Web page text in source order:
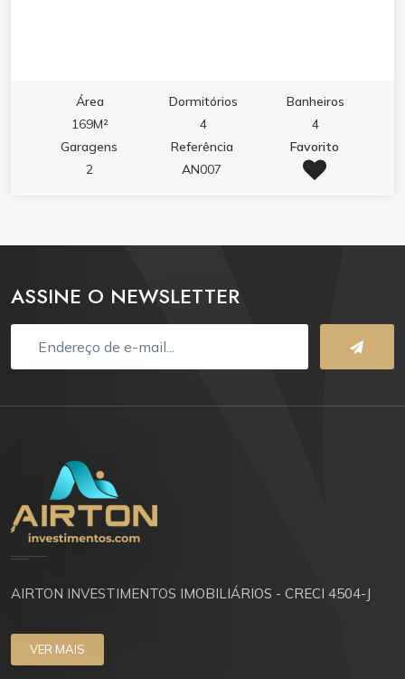
Área
169M²
Dormitórios
4
Banheiros
4
Garagens
2
Referência
AN007
Favorito
ASSINE O NEWSLETTER
AIRTON INVESTIMENTOS IMOBILIÁRIOS - CRECI 4504-J
VER MAIS